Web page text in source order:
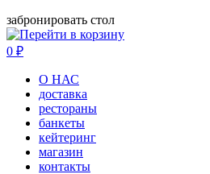
забронировать стол
0 ₽
О НАС
доставка
рестораны
банкеты
кейтеринг
магазин
контакты